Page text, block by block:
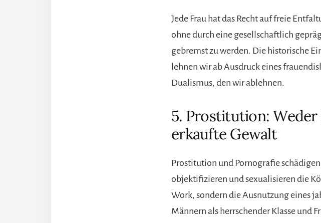
Jede Frau hat das Recht auf freie
ohne durch eine gesellschaftlich
gebremst zu werden. Die historische
lehnen wir ab Ausdruck eines
Dualismus, den wir ablehnen.
5. Prostitution:
erkaufte Gewalt
Prostitution und Pornografie
objektifizieren und sexualisieren die
Work, sondern die Ausnutzung eines
Männern als herrschender Klasse und